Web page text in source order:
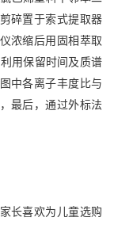
碎置于索式提取器
浓缩后用固相萃取
用保留时间及质谱
中各离子丰度比与
最后，通过外标法
长喜欢为儿童选购